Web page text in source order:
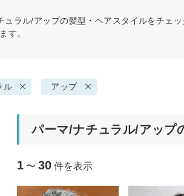
ュラル/アップの髪型・ヘアスタイルをチェ
す。
ル アップ
パーマ/ナチュラル/アップ
1 〜 30 件を表示